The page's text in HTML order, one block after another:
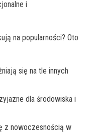
i
na popularności? Oto
się na tle innych
dla środowiska i
z nowoczesnością w